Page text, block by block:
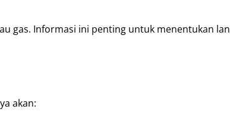
gas. Informasi ini penting untuk menentukan
akan: